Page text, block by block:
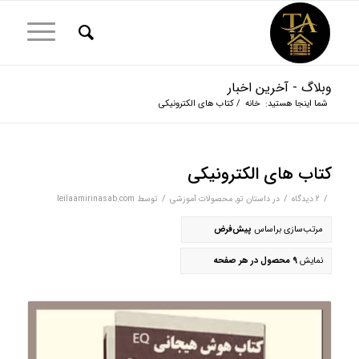
وبلاگ - آخرین اخبار
شما اینجا هستید: خانه / کتاب های الکترونیکی
کتاب های الکترونیکی
/ 2 دیدگاه‌ / در داستان تو, محصولات آموزشی / توسط leilaamirinasab.com
مرتب‌سازی براساس پیش‌فرض
نمایش9 محصول در هر صفحه